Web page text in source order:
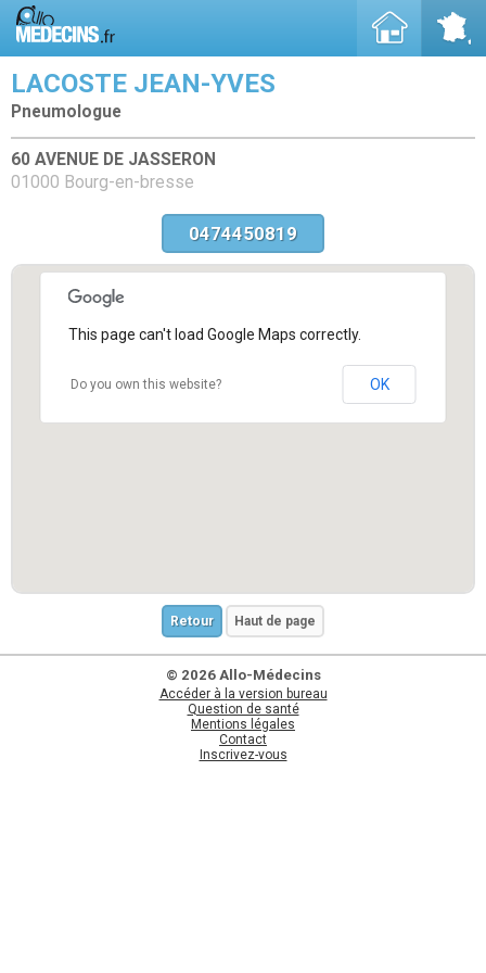
LACOSTE JEAN-YVES
Pneumologue
60 AVENUE DE JASSERON
01000 Bourg-en-bresse
0474450819
This page can't load Google Maps correctly.
Do you own this website? OK
Retour Haut de page
© 2026 Allo-Médecins
Accéder à la version bureau
Question de santé
Mentions légales
Contact
Inscrivez-vous